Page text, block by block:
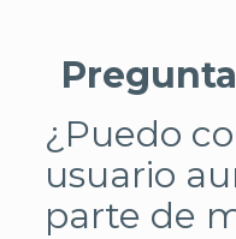
¿Puedo
usuario
parte de